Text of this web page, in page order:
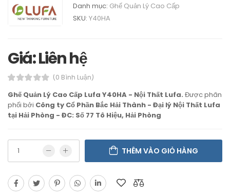
Danh mục: Ghế Quản Lý Cao Cấp
SKU: Y40HA
Giá: Liên hệ
(0 Bình Luận)
Ghế Quản Lý Cao Cấp Lufa Y40HA - Nội Thất Lufa. Được phân
phối bởi Công ty Cổ Phần Bắc Hải Thành - Đại lý Nội Thất Lufa
tại Hải Phòng - ĐC: Số 77 Tô Hiệu, Hải Phòng
THÊM VÀO GIỎ HÀNG